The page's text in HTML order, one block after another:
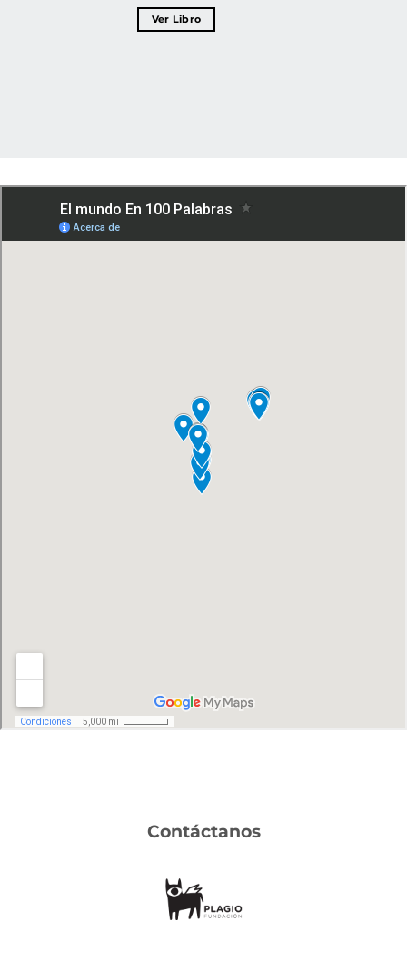
Ver Libro
Contáctanos